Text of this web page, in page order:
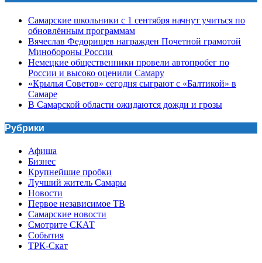
Самарские школьники с 1 сентября начнут учиться по
обновлённым программам
Вячеслав Федорищев награжден Почетной грамотой
Минобороны России
Немецкие общественники провели автопробег по
России и высоко оценили Самару
«Крылья Советов» сегодня сыграют с «Балтикой» в
Самаре
В Самарской области ожидаются дожди и грозы
Рубрики
Афиша
Бизнес
Крупнейшие пробки
Лучший житель Самары
Новости
Первое независимое ТВ
Самарские новости
Смотрите СКАТ
События
ТРК-Скат